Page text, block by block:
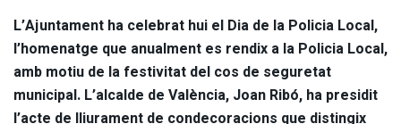
L’Ajuntament ha celebrat hui el Dia de la Policia Local,
l’homenatge que anualment es rendix a la Policia Local,
amb motiu de la festivitat del cos de seguretat
municipal. L’alcalde de València, Joan Ribó, ha presidit
l’acte de lliurament de condecoracions que distingix